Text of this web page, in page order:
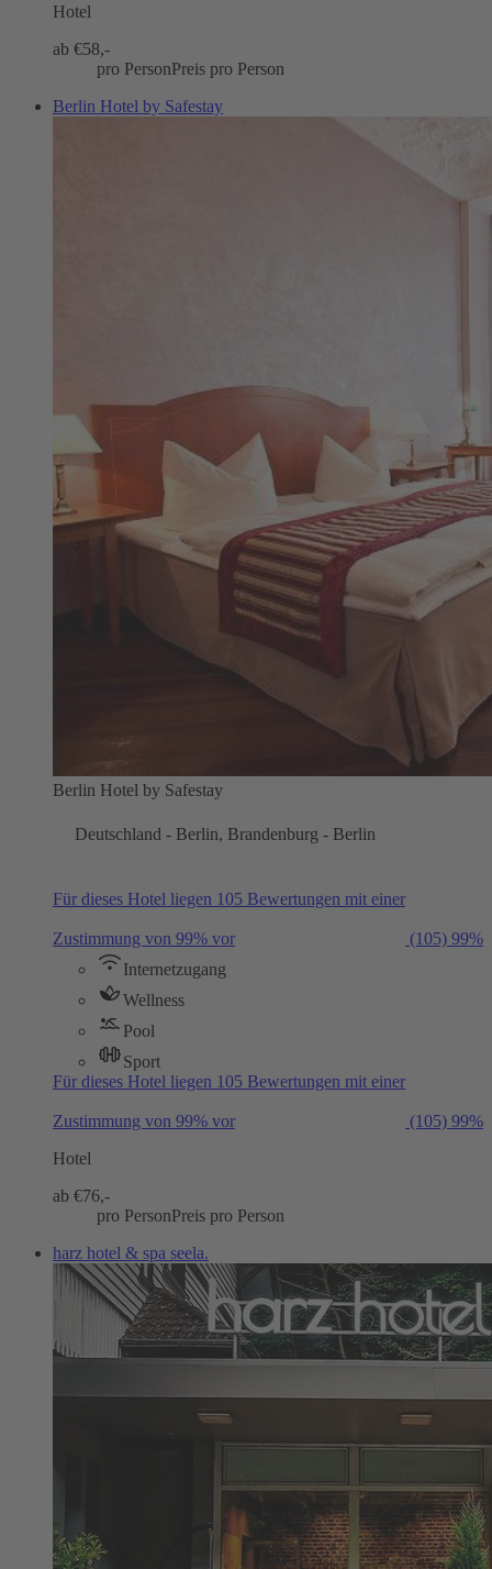
Hotel
ab €58,-
pro PersonPreis pro Person
Berlin Hotel by Safestay
Berlin Hotel by Safestay
Deutschland - Berlin, Brandenburg - Berlin
Für dieses Hotel liegen 105 Bewertungen mit einer
Zustimmung von 99% vor (105) 99%
Internetzugang
Wellness
Pool
Sport
Für dieses Hotel liegen 105 Bewertungen mit einer
Zustimmung von 99% vor (105) 99%
Hotel
ab €76,-
pro PersonPreis pro Person
harz hotel & spa seela.